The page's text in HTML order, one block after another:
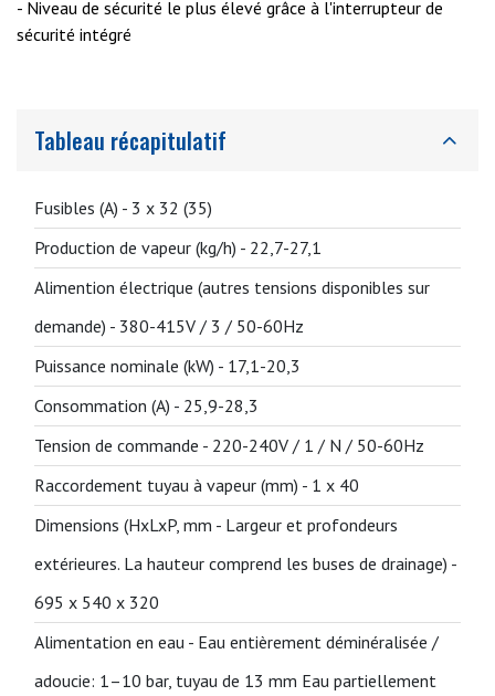
- Niveau de sécurité le plus élevé grâce à l'interrupteur de
sécurité intégré
Tableau récapitulatif
Fusibles (A) - 3 x 32 (35)
Production de vapeur (kg/h) - 22,7-27,1
Alimention électrique (autres tensions disponibles sur
demande) - 380-415V / 3 / 50-60Hz
Puissance nominale (kW) - 17,1-20,3
Consommation (A) - 25,9-28,3
Tension de commande - 220-240V / 1 / N / 50-60Hz
Raccordement tuyau à vapeur (mm) - 1 x 40
Dimensions (HxLxP, mm - Largeur et profondeurs
extérieures. La hauteur comprend les buses de drainage) -
695 x 540 x 320
Alimentation en eau - Eau entièrement déminéralisée /
adoucie: 1–10 bar, tuyau de 13 mm Eau partiellement